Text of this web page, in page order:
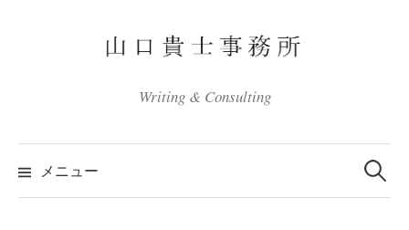
へ
ス
Writing & Consulting
メニュー
検
索: